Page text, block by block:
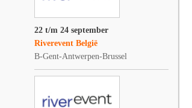
22 t/m 24 september
Riverevent België
B-Gent-Antwerpen-Brussel